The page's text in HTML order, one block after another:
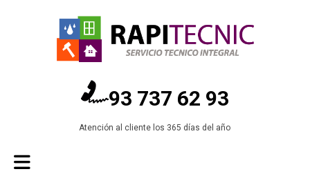
93 737 62 93
Atención al cliente los 365 días del año